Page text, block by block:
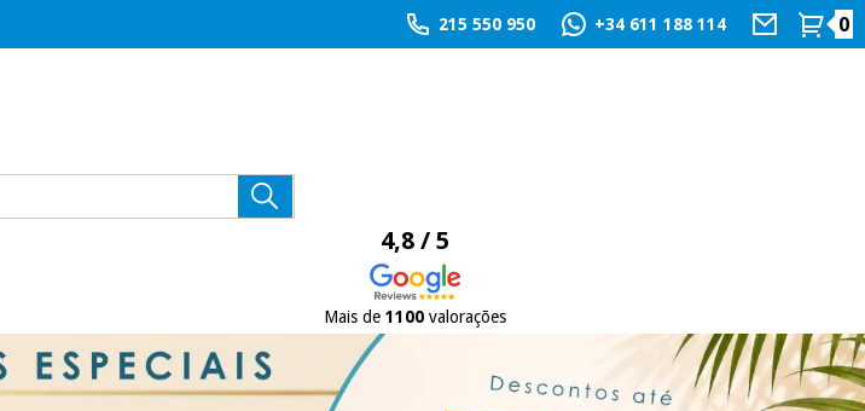
215 550 950 +34 611 188 114 0
4,8 / 5
Mais de 1100valorações